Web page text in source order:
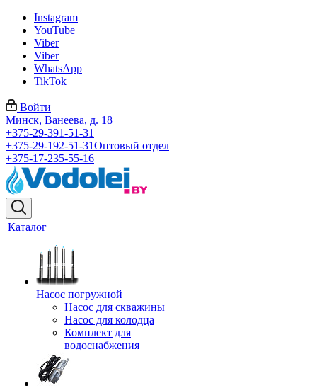
Instagram
YouTube
Viber
Viber
WhatsApp
TikTok
Войти
Минск, Ванеева, д. 18
+375-29-391-51-31
+375-29-192-51-31Оптовый отдел
+375-17-235-55-16
Каталог
Насос погружной
Насос для скважины
Насос для колодца
Комплект для
водоснабжения